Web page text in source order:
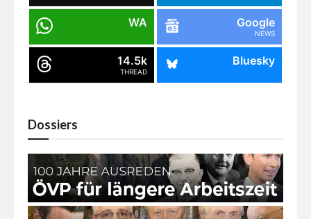
WA Google
NEWS
14.5k
THREAD
Bluesky
Dossiers